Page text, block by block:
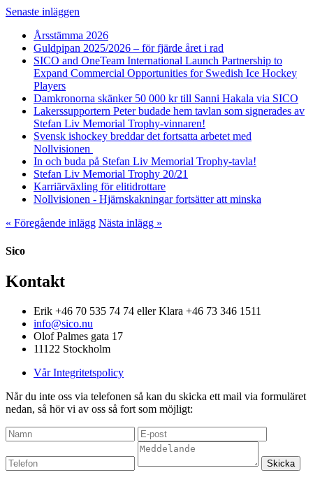
Senaste inläggen
Årsstämma 2026
Guldpipan 2025/2026 – för fjärde året i rad
SICO and OneTeam International Launch Partnership to
Expand Commercial Opportunities for Swedish Ice Hockey
Players
Damkronorna skänker 50 000 kr till Sanni Hakala via SICO
Lakerssupportern Peter budade hem tavlan som signerades av
Stefan Liv Memorial Trophy-vinnaren!
Svensk ishockey breddar det fortsatta arbetet med
Nollvisionen
In och buda på Stefan Liv Memorial Trophy-tavla!
Stefan Liv Memorial Trophy 20/21
Karriärväxling för elitidrottare
Nollvisionen - Hjärnskakningar fortsätter att minska
« Föregående inlägg Nästa inlägg »
Sico
Kontakt
Erik +46 70 535 74 74 eller Klara +46 73 346 1511
info@sico.nu
Olof Palmes gata 17
11122 Stockholm
Vår Integritetspolicy
Når du inte oss via telefonen så kan du skicka ett mail via formuläret
nedan, så hör vi av oss så fort som möjligt: